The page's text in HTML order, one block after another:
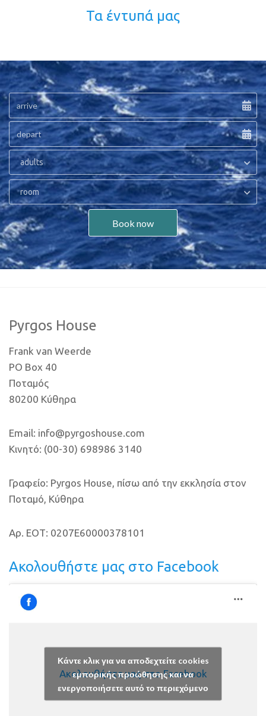
Τα έντυπά μας
adults
room
Book now
Pyrgos House
Frank van Weerde
PO Box 40
Ποταμός
80200 Κύθηρα
Email: info@pyrgoshouse.com
Κινητό: (00-30) 698986 3140
Γραφείο: Pyrgos House, πίσω από την εκκλησία στον
Ποταμό, Κύθηρα
Αρ. ΕΟΤ: 0207E60000378101
Ακολουθήστε μας στο Facebook
Ακολουθήστε μας στο Facebook
Κάντε κλικ για να αποδεχτείτε cookies
εμπορικής προώθησης και να
ενεργοποιήσετε αυτό το περιεχόμενο